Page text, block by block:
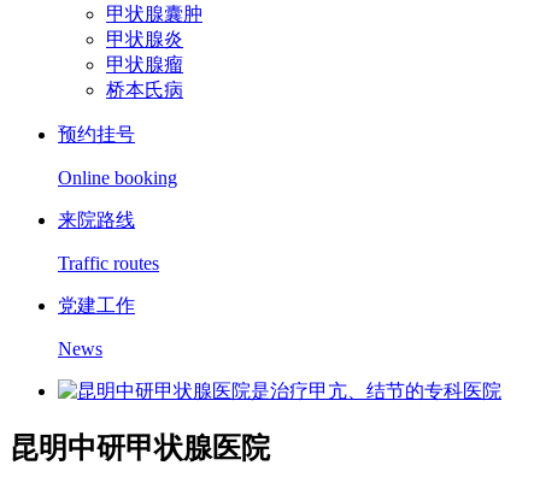
甲状腺囊肿
甲状腺炎
甲状腺瘤
桥本氏病
预约挂号
Online booking
来院路线
Traffic routes
党建工作
News
昆明中研甲状腺医院